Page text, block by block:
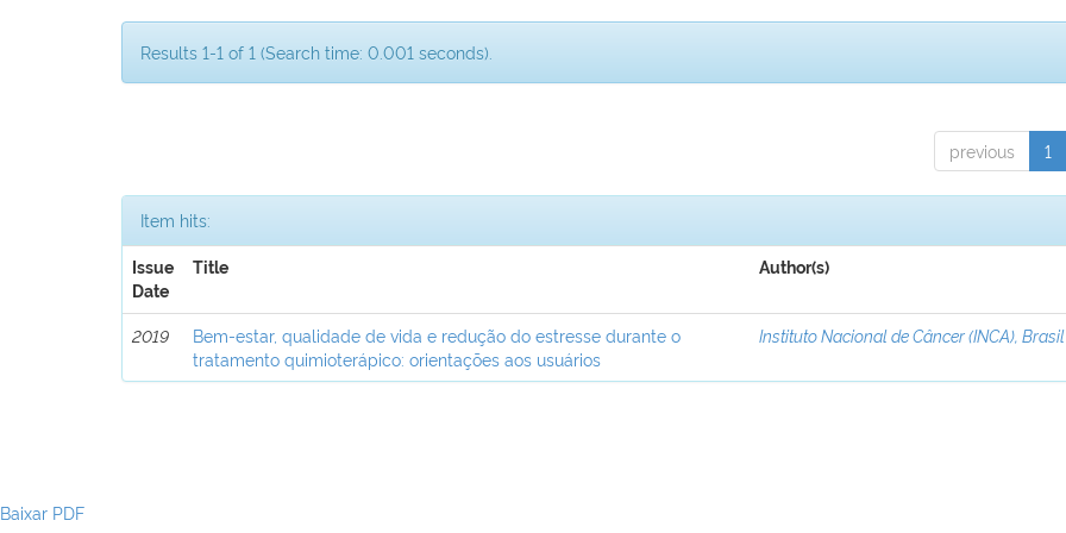
Results 1-1 of 1 (Search time: 0.001 seconds).
previous 1
Item hits:
Issue
Date
Title Author(s)
2019
Bem-estar, qualidade de vida e redução do estresse durante o
tratamento quimioterápico: orientações aos usuários
Instituto Nacional de Câncer (INCA), Brasil
Baixar PDF